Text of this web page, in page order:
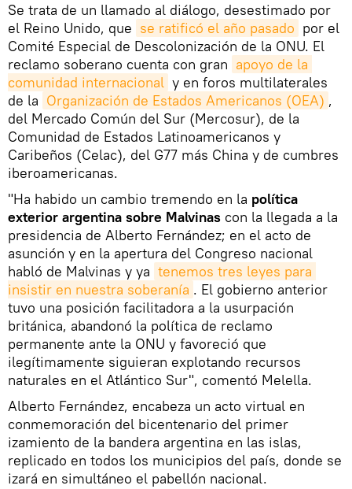
Se trata de un llamado al diálogo, desestimado por
el Reino Unido, que se ratificó el año pasado por el
Comité Especial de Descolonización de la ONU. El
reclamo soberano cuenta con gran apoyo de la
comunidad internacional y en foros multilaterales
de la Organización de Estados Americanos (OEA) ,
del Mercado Común del Sur (Mercosur), de la
Comunidad de Estados Latinoamericanos y
Caribeños (Celac), del G77 más China y de cumbres
iberoamericanas.
"Ha habido un cambio tremendo en la política
exterior argentina sobre Malvinas con la llegada a la
presidencia de Alberto Fernández; en el acto de
asunción y en la apertura del Congreso nacional
habló de Malvinas y ya tenemos tres leyes para
insistir en nuestra soberanía . El gobierno anterior
tuvo una posición facilitadora a la usurpación
británica, abandonó la política de reclamo
permanente ante la ONU y favoreció que
ilegítimamente siguieran explotando recursos
naturales en el Atlántico Sur", comentó Melella.
Alberto Fernández, encabeza un acto virtual en
conmemoración del bicentenario del primer
izamiento de la bandera argentina en las islas,
replicado en todos los municipios del país, donde se
izará en simultáneo el pabellón nacional.